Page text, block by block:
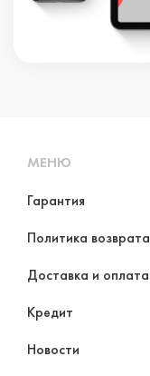
МЕНЮ
Гарантия
Политика возврата
Доставка и оплата
Кредит
Новости